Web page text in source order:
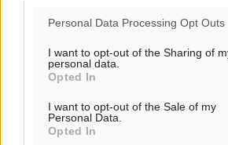
Personal Data Processing Opt Outs
I want to opt-out of the Sharing of
personal data.
Opted In
I want to opt-out of the Sale of my
Personal Data.
Opted In
αίθριος καιρός